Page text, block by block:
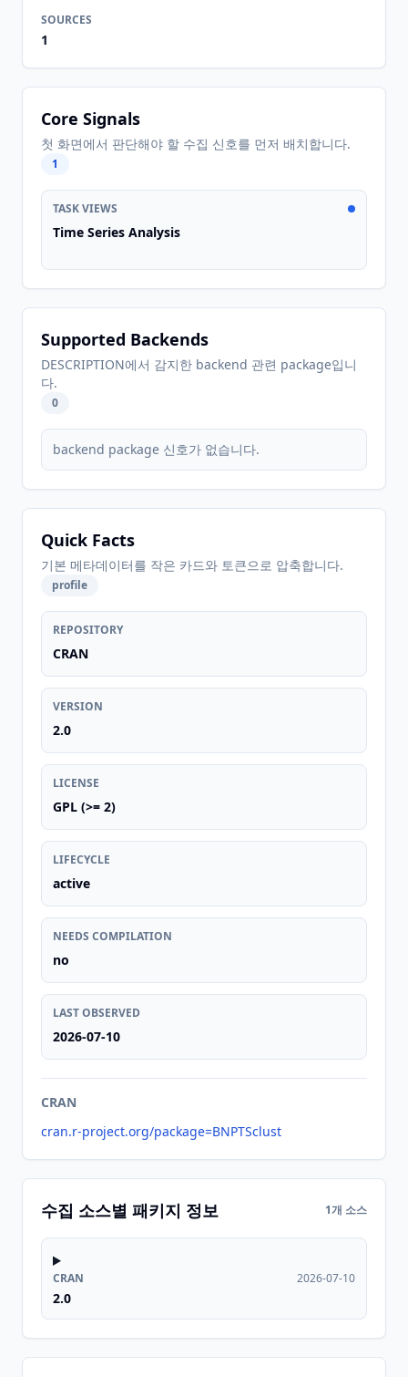
SOURCES
1
Core Signals
첫 화면에서 판단해야 할 수집 신호를 먼저 배치합니다.
1
TASK VIEWS
Time Series Analysis
Supported Backends
DESCRIPTION에서 감지한 backend 관련 package입니
다.
0
backend package 신호가 없습니다.
Quick Facts
기본 메타데이터를 작은 카드와 토큰으로 압축합니다.
profile
REPOSITORY
CRAN
VERSION
2.0
LICENSE
GPL (>= 2)
LIFECYCLE
active
NEEDS COMPILATION
no
LAST OBSERVED
2026-07-10
CRAN
cran.r-project.org/package=BNPTSclust
수집 소스별 패키지 정보 1개 소스
CRAN
2.0
2026-07-10